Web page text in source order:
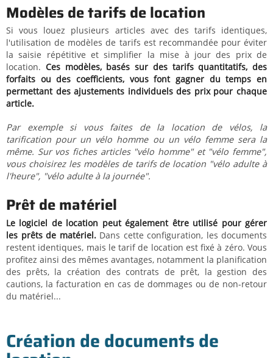
Modèles de tarifs de location
Si vous louez plusieurs articles avec des tarifs identiques,
l'utilisation de modèles de tarifs est recommandée pour éviter
la saisie répétitive et simplifier la mise à jour des prix de
location. Ces modèles, basés sur des tarifs quantitatifs, des
forfaits ou des coefficients, vous font gagner du temps en
permettant des ajustements individuels des prix pour chaque
article.
Par exemple si vous faites de la location de vélos, la
tarification pour un vélo homme ou un vélo femme sera la
même. Sur vos fiches articles "vélo homme" et "vélo femme",
vous choisirez les modèles de tarifs de location "vélo adulte à
l'heure", "vélo adulte à la journée".
Prêt de matériel
Le logiciel de location peut également être utilisé pour gérer
les prêts de matériel. Dans cette configuration, les documents
restent identiques, mais le tarif de location est fixé à zéro. Vous
profitez ainsi des mêmes avantages, notamment la planification
des prêts, la création des contrats de prêt, la gestion des
cautions, la facturation en cas de dommages ou de non-retour
du matériel...
Création de documents de